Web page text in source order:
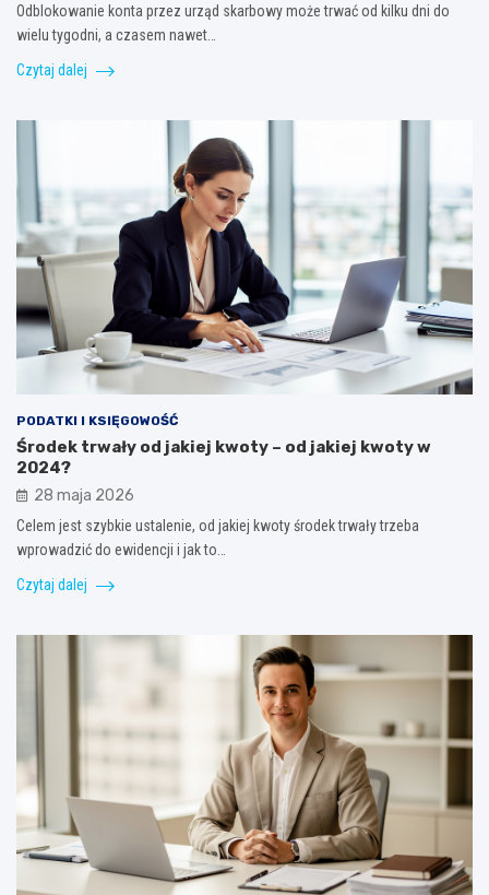
Odblokowanie konta przez urząd skarbowy może trwać od kilku dni do
wielu tygodni, a czasem nawet…
Czytaj dalej
PODATKI I KSIĘGOWOŚĆ
Środek trwały od jakiej kwoty – od jakiej kwoty w
2024?
28 maja 2026
Celem jest szybkie ustalenie, od jakiej kwoty środek trwały trzeba
wprowadzić do ewidencji i jak to…
Czytaj dalej